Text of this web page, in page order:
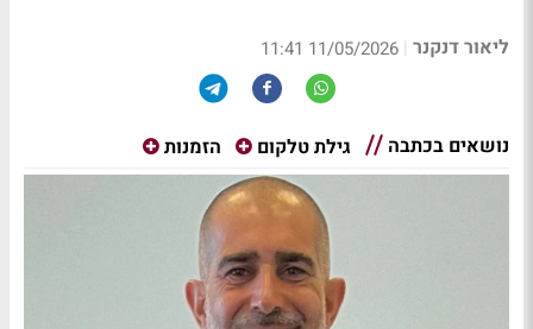
ליאור דנקנר |
11/05/2026 11:41
נושאים בכתבה גילת טלקום הזמנות